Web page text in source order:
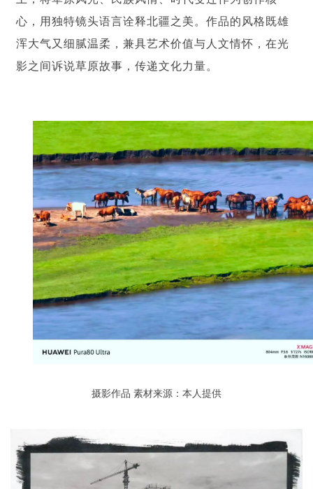
心，用独特镜头语言诠释北疆之美。作品的风格既雄
浑大气又细腻温柔，兼具艺术价值与人文情怀，在光
影之间诉说草原故事，传递文化力量。
摄影作品 素材来源：本人提供